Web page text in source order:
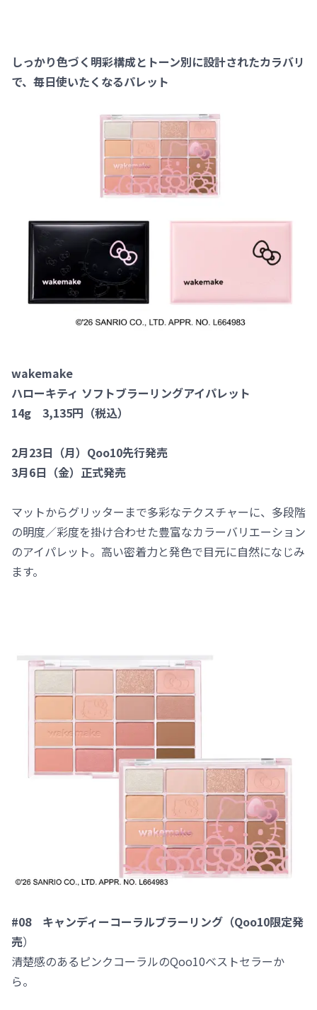
しっかり色づく明彩構成とトーン別に設計されたカラバリ
で、毎日使いたくなるパレット
wakemake
ハローキティ ソフトブラーリングアイパレット
14g 3,135円（税込）
2月23日（月）Qoo10先行発売
3月6日（金）正式発売
マットからグリッターまで多彩なテクスチャーに、多段階
の明度／彩度を掛け合わせた豊富なカラーバリエーション
のアイパレット。高い密着力と発色で目元に自然になじみ
ます。
#08 キャンディーコーラルブラーリング（Qoo10限定発
売）
清楚感のあるピンクコーラルのQoo10ベストセラーか
ら。